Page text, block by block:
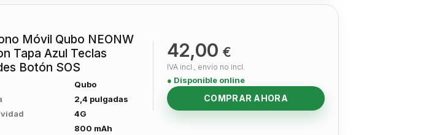
Móvil Qubo NEONW
Tapa Azul Teclas
Botón SOS
Qubo
2,4 pulgadas
4G
800 mAh
42,00 €
IVA incl., envío no incl.
● Disponible online
COMPRAR AHORA